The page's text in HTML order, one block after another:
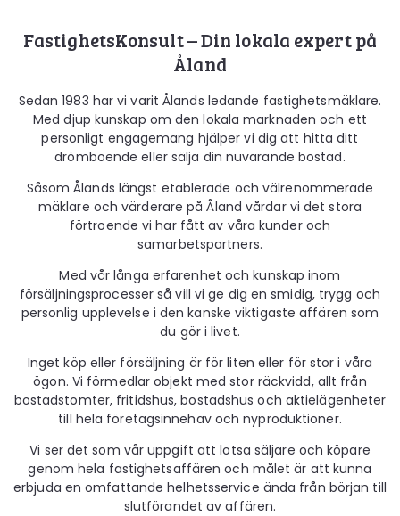
FastighetsKonsult – Din lokala expert på
Åland
Sedan 1983 har vi varit Ålands ledande fastighetsmäklare.
Med djup kunskap om den lokala marknaden och ett
personligt engagemang hjälper vi dig att hitta ditt
drömboende eller sälja din nuvarande bostad.
Såsom Ålands längst etablerade och välrenommerade
mäklare och värderare på Åland vårdar vi det stora
förtroende vi har fått av våra kunder och
samarbetspartners.
Med vår långa erfarenhet och kunskap inom
försäljningsprocesser så vill vi ge dig en smidig, trygg och
personlig upplevelse i den kanske viktigaste affären som
du gör i livet.
Inget köp eller försäljning är för liten eller för stor i våra
ögon. Vi förmedlar objekt med stor räckvidd, allt från
bostadstomter, fritidshus, bostadshus och aktielägenheter
till hela företagsinnehav och nyproduktioner.
Vi ser det som vår uppgift att lotsa säljare och köpare
genom hela fastighetsaffären och målet är att kunna
erbjuda en omfattande helhetsservice ända från början till
slutförandet av affären.